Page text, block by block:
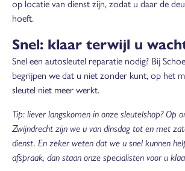
op locatie van dienst zijn, zodat u daar de
hoeft.
Snel: klaar terwijl u
Snel een autosleutel reparatie nodig? Bij
begrijpen we dat u niet zonder kunt, op het
sleutel niet meer werkt.
Tip: liever langskomen in onze sleutelshop? Op
Zwijndrecht zijn we u van dinsdag tot en met
dienst. En zeker weten dat we u snel kunnen
afspraak, dan staan onze specialisten voor u